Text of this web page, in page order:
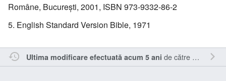
Române, Bucureşti, 2001, ISBN 973-9332-86-2
English Standard Version Bible, 1971
Ultima modificare efectuată acum 5 ani de către